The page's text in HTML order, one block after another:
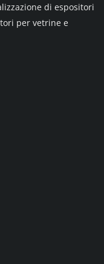
di espositori
per vetrine e